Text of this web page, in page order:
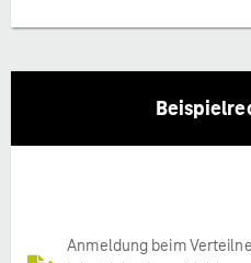
Anmeldung beim